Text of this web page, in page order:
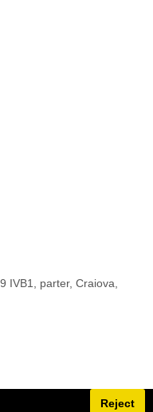
Reject
IVB1, parter, Craiova,